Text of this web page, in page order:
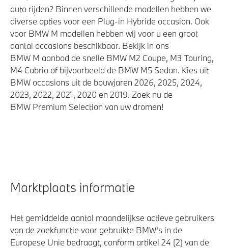
auto rijden? Binnen verschillende modellen hebben we
diverse opties voor een Plug-in Hybride occasion. Ook
voor BMW M modellen hebben wij voor u een groot
aantal occasions beschikbaar. Bekijk in ons
BMW M aanbod de snelle BMW M2 Coupe, M3 Touring,
M4 Cabrio of bijvoorbeeld de BMW M5 Sedan. Kies uit
BMW occasions uit de bouwjaren 2026, 2025, 2024,
2023, 2022, 2021, 2020 en 2019. Zoek nu de
BMW Premium Selection van uw dromen!
Marktplaats informatie
Het gemiddelde aantal maandelijkse actieve gebruikers
van de zoekfunctie voor gebruikte BMW's in de
Europese Unie bedraagt, conform artikel 24 (2) van de